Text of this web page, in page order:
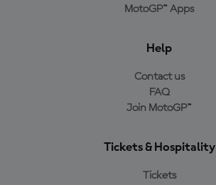
MotoGP™ Apps
Help
Contact us
FAQ
Join MotoGP™
Tickets & Hospitality
Tickets